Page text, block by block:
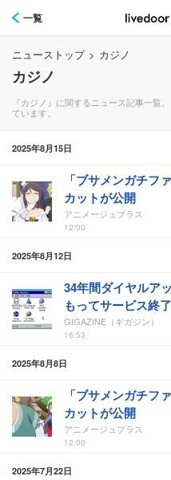
一覧
ニューストップ > カジノ
カジノ
『カジノ』に関するニュース記事一覧
ています。
2025年8月15日
「ブサメンガチフ
カットが公開
アニメージュプラス
12:00
2025年8月12日
34年間ダイヤルア
もってサービス終了
GIGAZINE（ギガジン）
16:53
2025年8月8日
「ブサメンガチフ
カットが公開
アニメージュプラス
12:00
2025年7月22日